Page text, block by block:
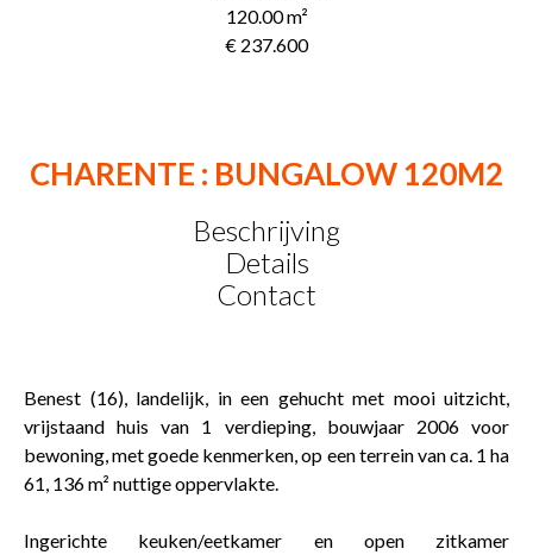
120.00m²
€ 237.600
CHARENTE : BUNGALOW 120M2
Beschrijving
Details
Contact
Benest (16), landelijk, in een gehucht met mooi uitzicht,
vrijstaand huis van 1 verdieping, bouwjaar 2006 voor
bewoning, met goede kenmerken, op een terrein van ca. 1 ha
61, 136 m² nuttige oppervlakte.
Ingerichte keuken/eetkamer en open zitkamer